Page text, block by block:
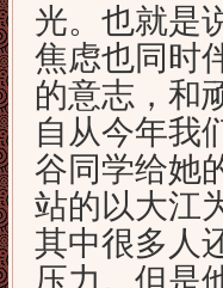
光。也就是
焦虑也同时
的意志，和
自从今年我
谷同学给她
站的以大江
其中很多人
压力。但是